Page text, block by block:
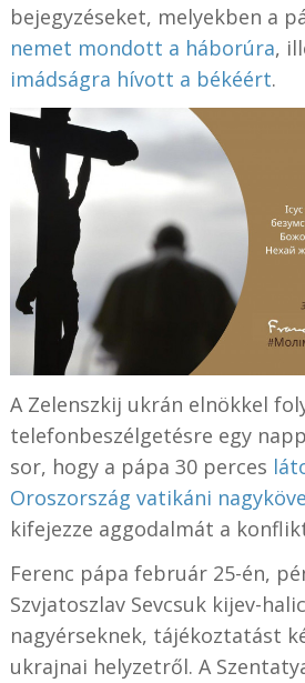
bejegyzéseket, melyekben a
nemet mondott a háborúra,
imádságra hívott a békéért.
A Zelenszkij ukrán elnökkel
telefonbeszélgetésre egy
sor, hogy a pápa 30 perces
Oroszország vatikáni
kifejezze aggodalmát a
Ferenc pápa február 25-én,
Szvjatoszlav Sevcsuk kijev-
nagyérseknek, tájékoztatást
ukrajnai helyzetről. A